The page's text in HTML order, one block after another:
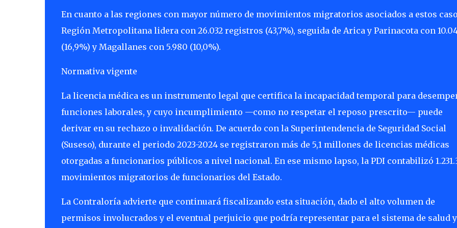
En cuanto a las regiones con mayor número de movimientos migratorios asociados a estos
Región Metropolitana lidera con 26.032 registros (43,7%), seguida de Arica y Parinacota con
(16,9%) y Magallanes con 5.980 (10,0%).
Normativa vigente
La licencia médica es un instrumento legal que certifica la incapacidad temporal para
funciones laborales, y cuyo incumplimiento —como no respetar el reposo prescrito— puede
derivar en su rechazo o invalidación. De acuerdo con la Superintendencia de Seguridad Social
(Suseso), durante el periodo 2023-2024 se registraron más de 5,1 millones de licencias médicas
otorgadas a funcionarios públicos a nivel nacional. En ese mismo lapso, la PDI contabilizó
movimientos migratorios de funcionarios del Estado.
La Contraloría advierte que continuará fiscalizando esta situación, dado el alto volumen de
permisos involucrados y el eventual perjuicio que podría representar para el sistema de salud